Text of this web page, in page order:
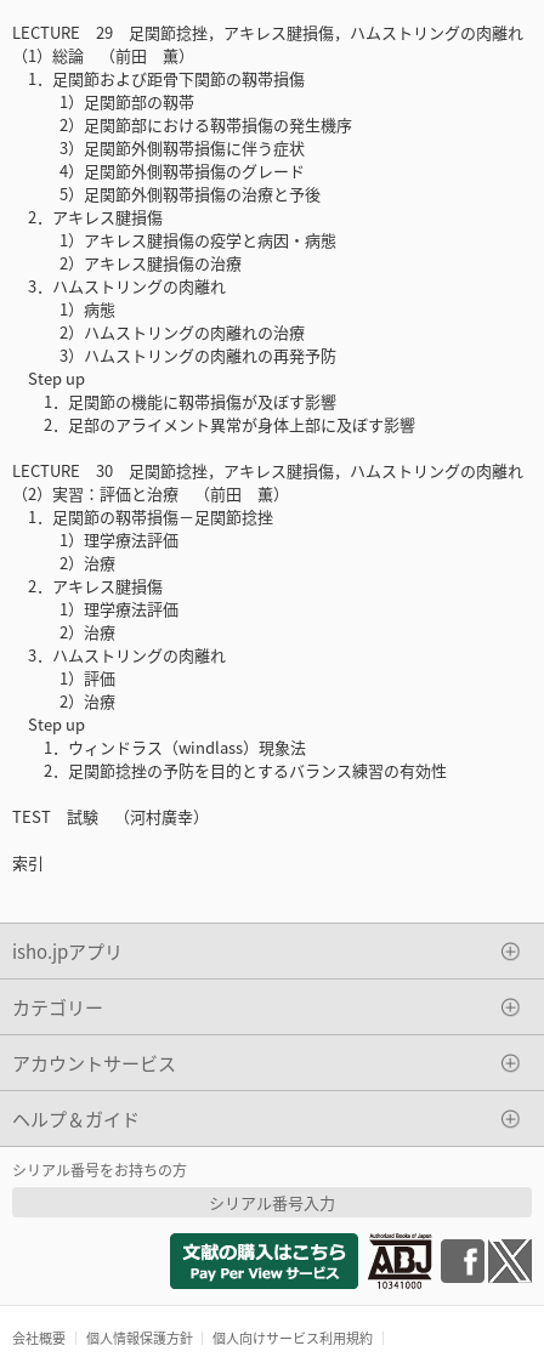
LECTURE 29 足関節捻挫，アキレス腱損傷，ハムストリングの肉離れ
（1）総論 （前田 薫）
1．足関節および距骨下関節の靱帯損傷
1）足関節部の靱帯
2）足関節部における靱帯損傷の発生機序
3）足関節外側靱帯損傷に伴う症状
4）足関節外側靱帯損傷のグレード
5）足関節外側靱帯損傷の治療と予後
2．アキレス腱損傷
1）アキレス腱損傷の疫学と病因・病態
2）アキレス腱損傷の治療
3．ハムストリングの肉離れ
1）病態
2）ハムストリングの肉離れの治療
3）ハムストリングの肉離れの再発予防
Step up
1．足関節の機能に靱帯損傷が及ぼす影響
2．足部のアライメント異常が身体上部に及ぼす影響
LECTURE 30 足関節捻挫，アキレス腱損傷，ハムストリングの肉離れ
（2）実習：評価と治療 （前田 薫）
1．足関節の靱帯損傷－足関節捻挫
1）理学療法評価
2）治療
2．アキレス腱損傷
1）理学療法評価
2）治療
3．ハムストリングの肉離れ
1）評価
2）治療
Step up
1．ウィンドラス（windlass）現象法
2．足関節捻挫の予防を目的とするバランス練習の有効性
TEST 試験 （河村廣幸）
索引
isho.jpアプリ
カテゴリー
アカウントサービス
ヘルプ＆ガイド
シリアル番号をお持ちの方
シリアル番号入力
会社概要 個人情報保護方針
個人向けサービス利用規約